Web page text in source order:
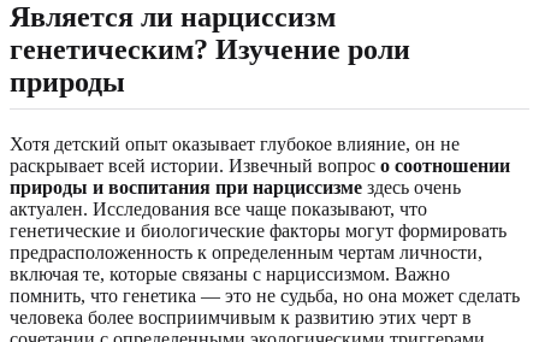
Является ли нарциссизм
генетическим? Изучение роли
природы
Хотя детский опыт оказывает глубокое влияние, он не
раскрывает всей истории. Извечный вопрос о соотношении
природы и воспитания при нарциссизме здесь очень
актуален. Исследования все чаще показывают, что
генетические и биологические факторы могут формировать
предрасположенность к определенным чертам личности,
включая те, которые связаны с нарциссизмом. Важно
помнить, что генетика — это не судьба, но она может сделать
человека более восприимчивым к развитию этих черт в